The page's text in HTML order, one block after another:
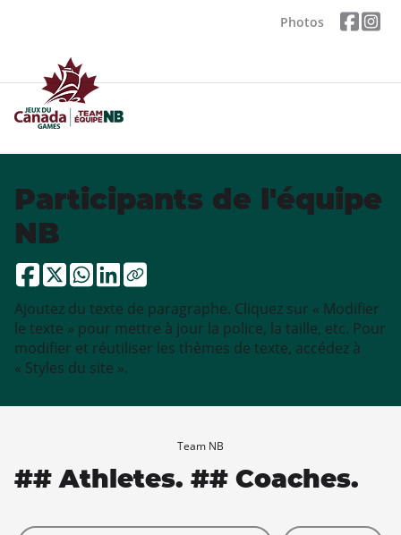
Photos
Participants de l'équipe
NB
Ajoutez du texte de paragraphe. Cliquez sur « Modifier
le texte » pour mettre à jour la police, la taille, etc. Pour
modifier et réutiliser les thèmes de texte, accédez à
« Styles du site ».
Team NB
## Athletes. ## Coaches.